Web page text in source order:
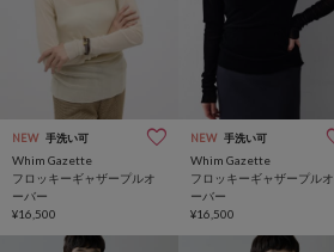
NEW 手洗い可
Whim Gazette
フロッキーギャザープルオ
ーバー
¥16,500
NEW 手洗い可
Whim Gazette
フロッキーギャザープルオ
ーバー
¥16,500